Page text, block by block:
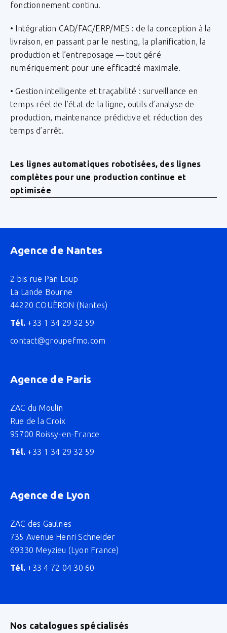
fonctionnement continu.
• Intégration CAD/FAC/ERP/MES : de la conception à la
livraison, en passant par le nesting, la planification, la
production et l’entreposage — tout géré
numériquement pour une efficacité maximale.
• Gestion intelligente et traçabilité : surveillance en
temps réel de l’état de la ligne, outils d’analyse de
production, maintenance prédictive et réduction des
temps d’arrêt.
Les lignes automatiques robotisées, des lignes
complètes pour une production continue et
optimisée
Agence de Nantes
2 bis rue Pan Loup
La Lande Bourne
44220 COUËRON (Nantes)
Tél. +33 1 34 29 32 59
contact@groupefmo.com
Agence de Paris
ZAC du Moulin
Rue de la Croix
95700 Roissy-en-France
Tél. +33 1 34 29 32 59
Agence de Lyon
ZAC des Gaulnes
735 Avenue Henri Schneider
69330 Meyzieu (Lyon France)
Tél. +33 4 72 04 30 60
Nos catalogues spécialisés